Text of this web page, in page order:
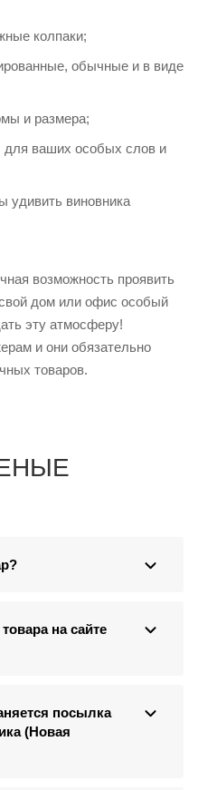
колпаки;
обычные и в виде
и размера;
для ваших особых слов и
удивить виновника
возможность проявить
дом или офис особый
эту атмосферу!
и они обязательно
товаров.
на сайте
посылка
(Новая